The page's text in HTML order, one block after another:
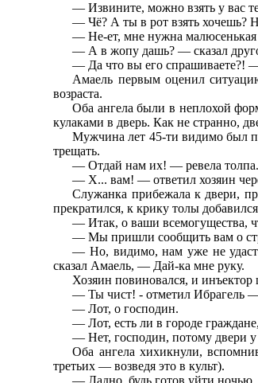
— Извините, можно взять у вас
— Чё? А ты в рот взять хочешь?
— Не-ет, мне нужна малюсенькая
— А в жопу дашь? — сказал
— Да что вы его спрашиваете?! —
Амаель первым оценил
возраста.
Оба ангела были в неплохой
кулаками в дверь. Как не странно,
Мужчина лет 45-ти видимо был
трещать.
— Отдай нам их! — ревела толпа.
— Х... вам! — ответил хозяин
Служанка прибежала к двери,
прекратился, к крику толы
— Итак, о ваши всемогущества,
— Мы пришли сообщить вам о
— Но, видимо, нам уже не
сказал Амаель, — Дай-ка мне руку.
Хозяин повиновался, и
— Ты чист! - отметил Ибрагель —
— Лот, о господин.
— Лот, есть ли в городе
— Нет, господин, потому двери у
Оба ангела хихикнули,
третьих — возведя это в культ).